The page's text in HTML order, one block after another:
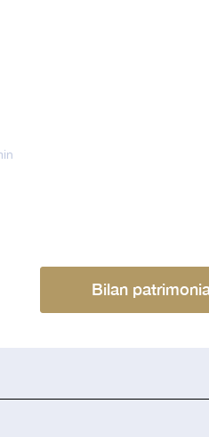
Bilan